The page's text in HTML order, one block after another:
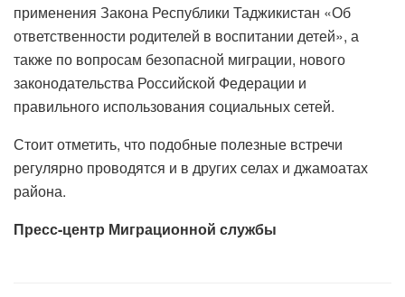
применения Закона Республики Таджикистан «Об
ответственности родителей в воспитании детей», а
также по вопросам безопасной миграции, нового
законодательства Российской Федерации и
правильного использования социальных сетей.
Стоит отметить, что подобные полезные встречи
регулярно проводятся и в других селах и джамоатах
района.
Пресс-центр Миграционной службы